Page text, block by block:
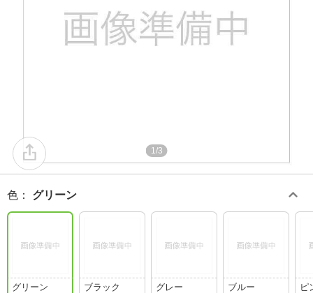
1/3
色 ： グリーン
グリーン ブラック グレー ブルー ピ